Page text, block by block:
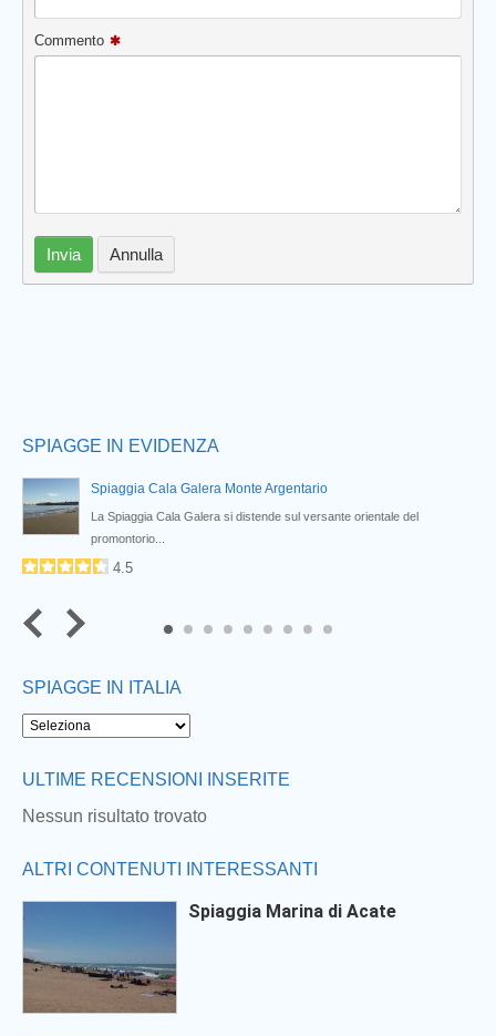
Commento
Invia Annulla
SPIAGGE IN EVIDENZA
Spiaggia Cala Galera Monte Argentario
La Spiaggia Cala Galera si distende sul versante orientale del
promontorio...
4.5
8
SPIAGGE IN ITALIA
ULTIME RECENSIONI INSERITE
Nessun risultato trovato
ALTRI CONTENUTI INTERESSANTI
Spiaggia Marina di Acate